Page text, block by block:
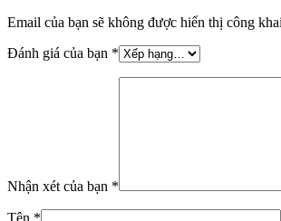
Email của bạn sẽ không được hiển thị công
Đánh giá của bạn *
Nhận xét của bạn *